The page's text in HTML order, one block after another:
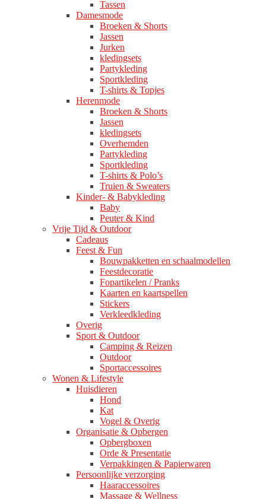
Tassen
Damesmode
Broeken & Shorts
Jassen
Jurken
kledingsets
Partykleding
Sportkleding
T-shirts & Topjes
Herenmode
Broeken & Shorts
Jassen
kledingsets
Overhemden
Partykleding
Sportkleding
T-shirts & Polo’s
Truien & Sweaters
Kinder- & Babykleding
Baby
Peuter & Kind
Vrije Tijd & Outdoor
Cadeaus
Feest & Fun
Bouwpakketten en schaalmodellen
Feestdecoratie
Fopartikelen / Pranks
Kaarten en kaartspellen
Stickers
Verkleedkleding
Overig
Sport & Outdoor
Camping & Reizen
Outdoor
Sportaccessoires
Wonen & Lifestyle
Huisdieren
Hond
Kat
Vogel & Overig
Organisatie & Opbergen
Opbergboxen
Orde & Presentatie
Verpakkingen & Papierwaren
Persoonlijke verzorging
Haaraccessoires
Massage & Wellness